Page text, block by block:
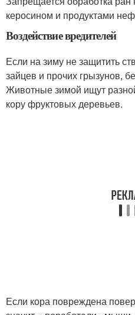
керосином и продуктами
Воздействие вредителей
Если на зиму не защитить
зайцев и прочих грызунов,
Животные зимой ищут
кору фруктовых деревьев.
Если кора повреждена